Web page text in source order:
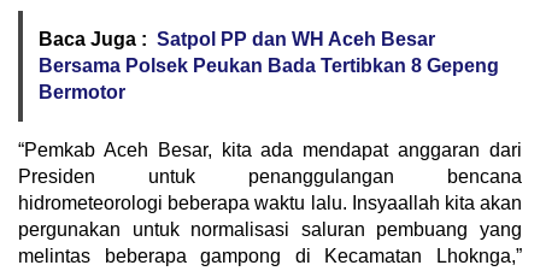
Baca Juga : Satpol PP dan WH Aceh Besar
Bersama Polsek Peukan Bada Tertibkan 8 Gepeng
Bermotor
“Pemkab Aceh Besar, kita ada mendapat anggaran dari
Presiden untuk penanggulangan bencana
hidrometeorologi beberapa waktu lalu. Insyaallah kita akan
pergunakan untuk normalisasi saluran pembuang yang
melintas beberapa gampong di Kecamatan Lhoknga,”